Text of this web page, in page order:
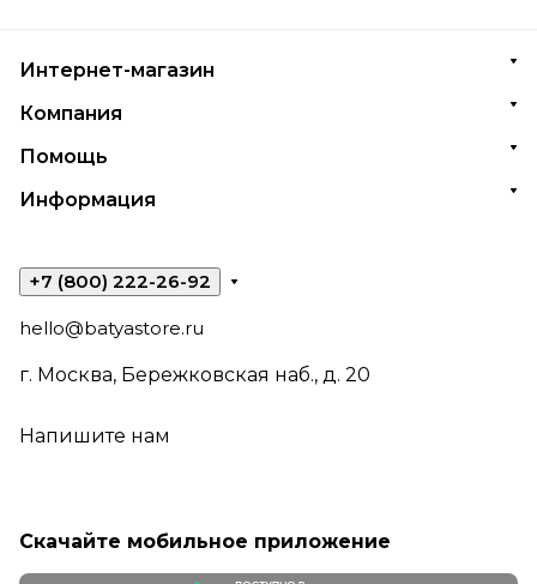
Интернет-магазин
Компания
Помощь
Информация
+7 (800) 222-26-92
hello@batyastore.ru
г. Москва, Бережковская наб., д. 20
Напишите нам
Скачайте мобильное приложение